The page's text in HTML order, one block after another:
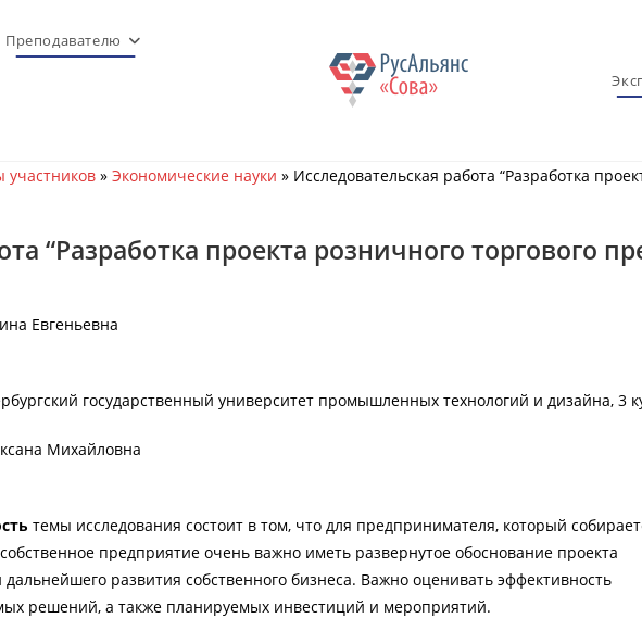
Преподавателю
участников » Экономические науки » Исследовательская работа “Разработка
“Разработка проекта розничного торгового
Евгеньевна
государственный университет промышленных технологий и дизайна, 3
Михайловна
темы исследования состоит в том, что для предпринимателя, который
предприятие очень важно иметь развернутое обоснование проекта
развития собственного бизнеса. Важно оценивать эффективность
решений, а также планируемых инвестиций и мероприятий.